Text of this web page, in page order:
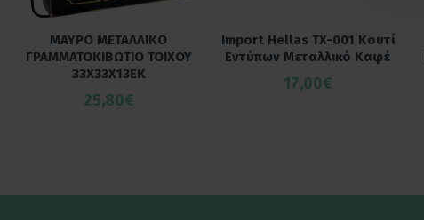
ΜΑΥΡΟ ΜΕΤΑΛΛΙΚΟ
ΓΡΑΜΜΑΤΟΚΙΒΩΤΙΟ ΤΟΙΧΟΥ
33Χ33Χ13ΕΚ
25,80€
Import Hellas TX-001 Κουτί
Εντύπων Μεταλλικό Καφέ
17,00€